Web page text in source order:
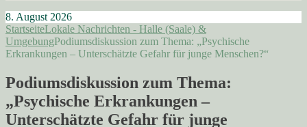
8. August 2026
StartseiteLokale Nachrichten - Halle (Saale) &
UmgebungPodiumsdiskussion zum Thema: „Psychische
Erkrankungen – Unterschätzte Gefahr für junge Menschen?“
Podiumsdiskussion zum Thema:
„Psychische Erkrankungen –
Unterschätzte Gefahr für junge